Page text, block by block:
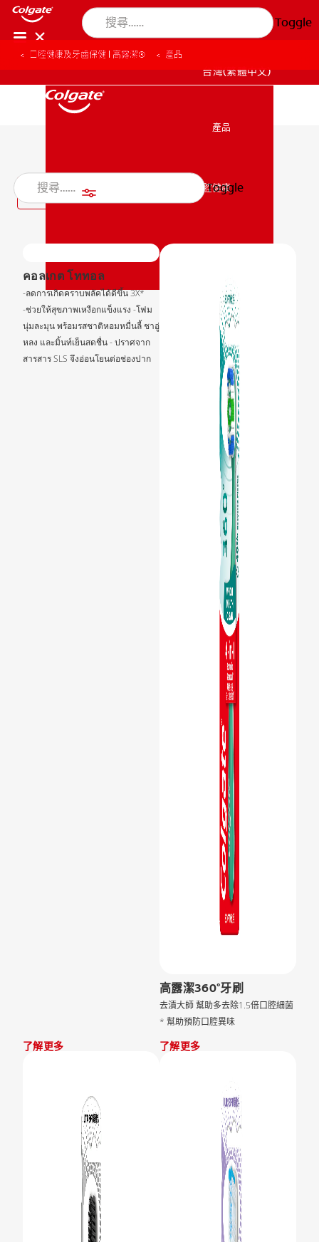
Toggle
台灣(繁體中文)
台灣(繁體中文)
產品
口腔健康
Toggle
口腔健康及牙齒保健 | 高露潔® 產品
篩選條件
คอลเกต โททอล
-ลดการเกิดคราบพลัคได้ดีขึ้น 3X*
-ช่วยให้สุขภาพเหงือกแข็งแรง -โฟม
นุ่มละมุน พร้อมรสชาติหอมหมื่นลี้ ชาอู่
หลง และมิ้นท์เย็นสดชื่น - ปราศจาก
สารสาร SLS จึงอ่อนโยนต่อช่องปาก
了解更多
高露潔360°牙刷
去漬大師 幫助多去除1.5倍口腔細菌
* 幫助預防口腔異味
了解更多